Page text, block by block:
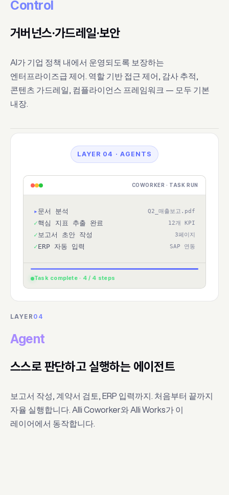
LAYER 04 · AGENTS
COWORKER · TASK RUN
▸ 문서 분석 Q2_매출보고.pdf
✓핵심 지표 추출 완료 12개 KPI
✓보고서 초안 작성 3페이지
✓ERP 자동 입력 SAP 연동
Task complete · 4 / 4 steps
Control
거버넌스·가드레일·보안
AI가 기업 정책 내에서 운영되도록 보장하는
엔터프라이즈급 제어. 역할 기반 접근 제어, 감사 추적,
콘텐츠 가드레일, 컴플라이언스 프레임워크 — 모두 기본
내장.
LAYER 04
Agent
스스로 판단하고 실행하는 에이전트
보고서 작성, 계약서 검토, ERP 입력까지. 처음부터 끝까지
자율 실행합니다. Alli Coworker와 Alli Works가 이
레이어에서 동작합니다.